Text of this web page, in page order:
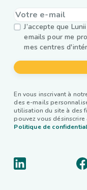
J’accepte que
emails pour me
mes centres
En vous inscrivant à
des e-mails
utilisation du site à des
pouvez vous
Politique de